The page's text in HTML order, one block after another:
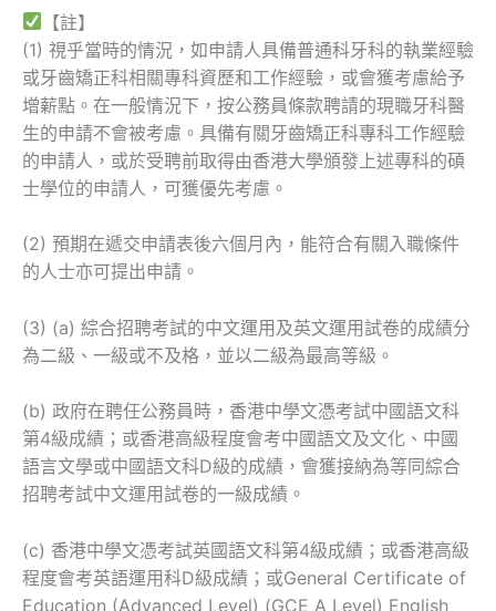
【註】
(1) 視乎當時的情況，如申請人具備普通科牙科的執業經驗
或牙齒矯正科相關專科資歷和工作經驗，或會獲考慮給予
增薪點。在一般情況下，按公務員條款聘請的現職牙科醫
生的申請不會被考慮。具備有關牙齒矯正科專科工作經驗
的申請人，或於受聘前取得由香港大學頒發上述專科的碩
士學位的申請人，可獲優先考慮。
(2) 預期在遞交申請表後六個月內，能符合有關入職條件
的人士亦可提出申請。
(3) (a) 綜合招聘考試的中文運用及英文運用試卷的成績分
為二級、一級或不及格，並以二級為最高等級。
(b) 政府在聘任公務員時，香港中學文憑考試中國語文科
第4級成績；或香港高級程度會考中國語文及文化、中國
語言文學或中國語文科D級的成績，會獲接納為等同綜合
招聘考試中文運用試卷的一級成績。
(c) 香港中學文憑考試英國語文科第4級成績；或香港高級
程度會考英語運用科D級成績；或General Certificate of
Education (Advanced Level) (GCE A Level) English